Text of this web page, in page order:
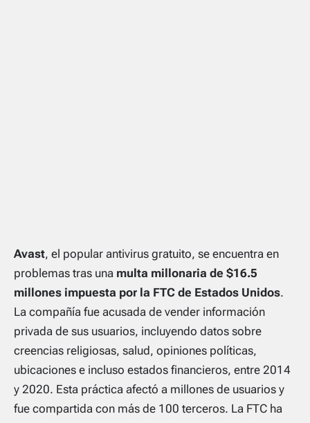
Avast, el popular antivirus gratuito, se encuentra en
problemas tras una multa millonaria de $16.5
millones impuesta por la FTC de Estados Unidos.
La compañía fue acusada de vender información
privada de sus usuarios, incluyendo datos sobre
creencias religiosas, salud, opiniones políticas,
ubicaciones e incluso estados financieros, entre 2014
y 2020. Esta práctica afectó a millones de usuarios y
fue compartida con más de 100 terceros. La FTC ha